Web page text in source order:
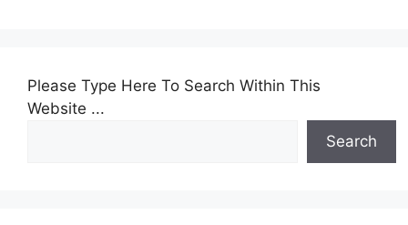
Please Type Here To Search Within This
Website ...
Search